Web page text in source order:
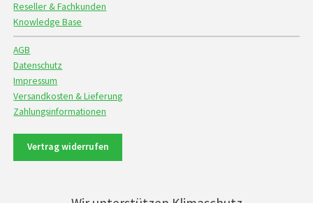
Reseller & Fachkunden
Knowledge Base
AGB
Datenschutz
Impressum
Versandkosten & Lieferung
Zahlungsinformationen
Vertrag widerrufen